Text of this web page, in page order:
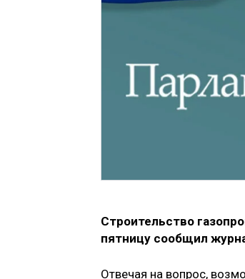
Строительство
пятницу сообщил
Отвечая на вопрос,